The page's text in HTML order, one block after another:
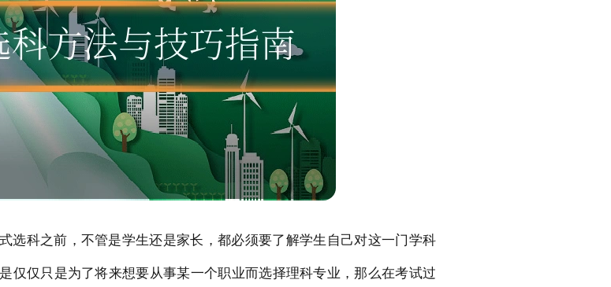
选科之前，不管是学生还是家长，都必须要了解学生自己对这一门学科
仅仅只是为了将来想要从事某一个职业而选择理科专业，那么在考试过